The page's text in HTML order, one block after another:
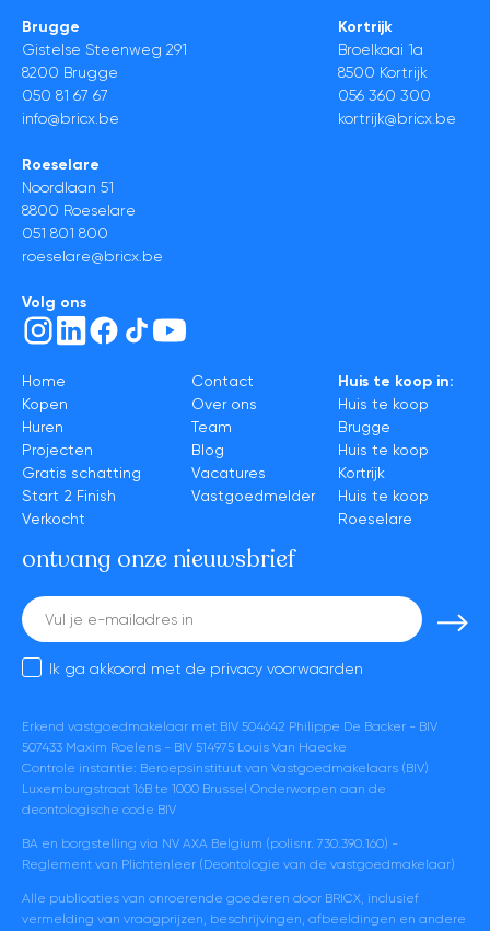
Brugge
Gistelse Steenweg 291
8200 Brugge
050 81 67 67
info@bricx.be
Kortrijk
Broelkaai 1a
8500 Kortrijk
056 360 300
kortrijk@bricx.be
Roeselare
Noordlaan 51
8800 Roeselare
051 801 800
roeselare@bricx.be
Volg ons
Home
Kopen
Huren
Projecten
Gratis schatting
Start 2 Finish
Verkocht
Contact
Over ons
Team
Blog
Vacatures
Vastgoedmelder
Huis te koop in:
Huis te koop
Brugge
Huis te koop
Kortrijk
Huis te koop
Roeselare
ontvang onze nieuwsbrief
E-
mail
Ik ga akkoord met de privacy voorwaarden
Erkend vastgoedmakelaar met BIV 504642 Philippe De Backer - BIV
507433 Maxim Roelens - BIV 514975 Louis Van Haecke
Controle instantie: Beroepsinstituut van Vastgoedmakelaars (BIV)
Luxemburgstraat 16B te 1000 Brussel Onderworpen aan de
deontologische code BIV
BA en borgstelling via NV AXA Belgium (polisnr. 730.390.160) -
Reglement van Plichtenleer (Deontologie van de vastgoedmakelaar)
Alle publicaties van onroerende goederen door BRICX, inclusief
vermelding van vraagprijzen, beschrijvingen, afbeeldingen en andere